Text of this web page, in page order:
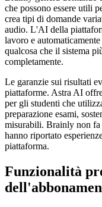
che possono essere utili
crea tipi di domande
audio. L'AI della
lavoro e
qualcosa che il sistema
completamente.
Le garanzie sui risultati
piattaforme. Astra AI
per gli studenti che
preparazione esami,
misurabili. Brainly non fa
hanno riportato
piattaforma.
Funzionalità